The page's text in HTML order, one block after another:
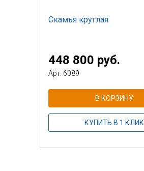
Скамья круглая
448 800 руб.
Арт: 6089
В КОРЗИНУ
КУПИТЬ В 1 КЛИК